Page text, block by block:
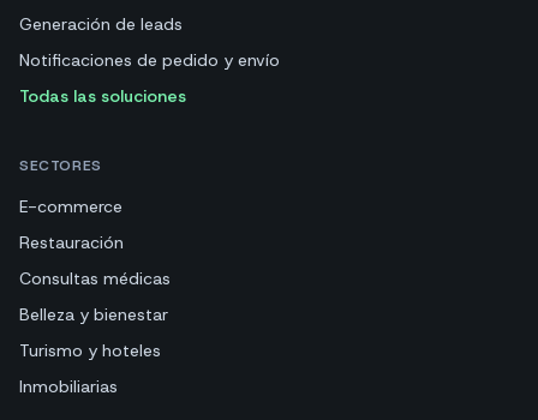
Generación de leads
Notificaciones de pedido y envío
Todas las soluciones
SECTORES
E-commerce
Restauración
Consultas médicas
Belleza y bienestar
Turismo y hoteles
Inmobiliarias